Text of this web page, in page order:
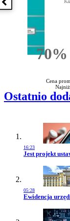
Poprzednia książka
70%
Cena
Ostatnio
16:23
Przejdź do
Jest projekt
05:28
Przejdź do
Ewidencja